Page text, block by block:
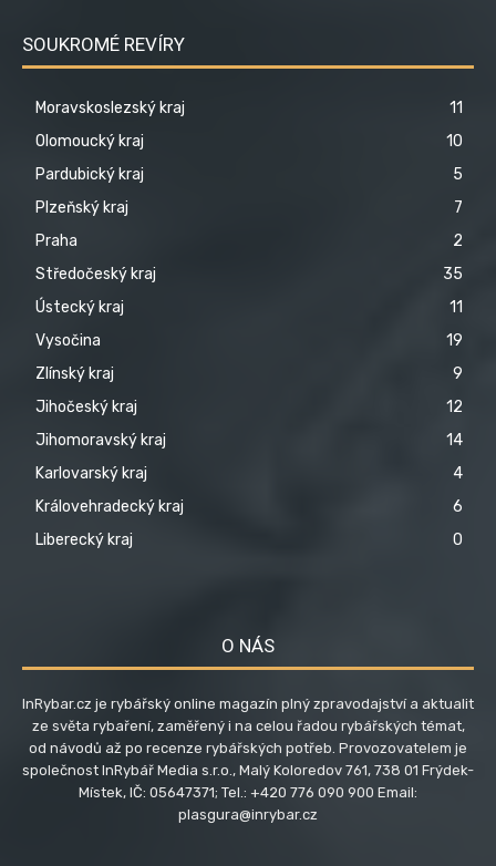
SOUKROMÉ REVÍRY
Moravskoslezský kraj
11
Olomoucký kraj
10
Pardubický kraj
5
Plzeňský kraj
7
Praha
2
Středočeský kraj
35
Ústecký kraj
11
Vysočina
19
Zlínský kraj
9
Jihočeský kraj
12
Jihomoravský kraj
14
Karlovarský kraj
4
Královehradecký kraj
6
Liberecký kraj
0
O NÁS
InRybar.cz je rybářský online magazín plný zpravodajství a aktualit
ze světa rybaření, zaměřený i na celou řadou rybářských témat,
od návodů až po recenze rybářských potřeb. Provozovatelem je
společnost InRybář Media s.r.o., Malý Koloredov 761, 738 01 Frýdek-
Místek, IČ: 05647371; Tel.: +420 776 090 900 Email:
plasgura@inrybar.cz